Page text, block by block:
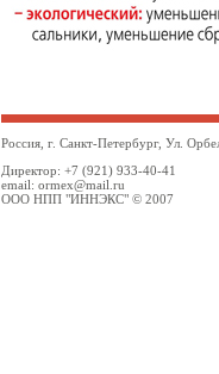
Россия, г. Санкт-Петербург, Ул.
Директор: +7 (921) 933-40-41
email: ormex@mail.ru
ООО НПП "ИННЭКС" © 2007